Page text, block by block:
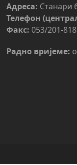
Адреса: Станари
Телефон
Факс: 053/201-818
Радно вријеме: